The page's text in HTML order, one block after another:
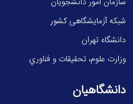
شبکه آزمایشگاهی کشور
دانشگاه تهران
وزارت علوم، تحقيقات و فناوري
دانشگاهیان